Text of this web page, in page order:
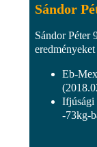
Sándor
Sándor Péter
Eb-
Ifjúsági
-73kg-